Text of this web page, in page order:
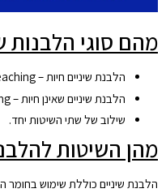
מהם סוגי הלבנות
הלבנת שיניים חיות – Vital Bleaching.
הלבנת שיניים שאינן חיות – Non Vital Bleaching.
שילוב של שתי השיטות יחד.
מהן השיטות
הלבנת שיניים כוללת שימוש